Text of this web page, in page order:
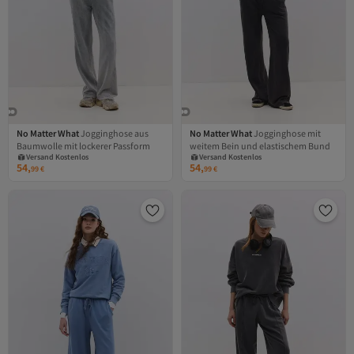
No Matter What Jogginghose aus
Baumwolle mit lockerer Passform
Versand Kostenlos
Gratis Versand
Versand Kostenlos
54,99€
No Matter What Jogginghose mit
weitem Bein und elastischem Bund
Versand Kostenlos
Gratis Versand
Versand Kostenlos
54,99€